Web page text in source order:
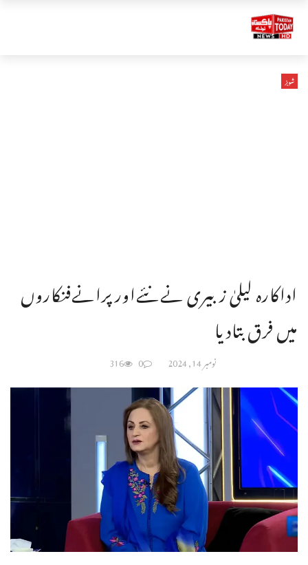
شوبز
اداکارہ لیلیٰ زبیری نےنئےاورپرانےفنکاروں
میں فرق بتادیا
نومبر 14, 2024 0
316